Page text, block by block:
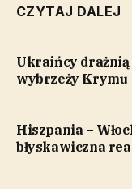
CZYTAJ DALEJ
Ukraińcy drażnią
wybrzeży Krymu
Hiszpania –
błyskawiczna